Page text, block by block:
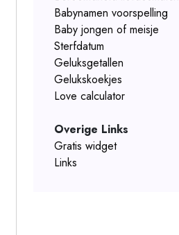
Babynamen voorspelling
Baby jongen of meisje
Sterfdatum
Geluksgetallen
Gelukskoekjes
Love calculator
Overige Links
Gratis widget
Links